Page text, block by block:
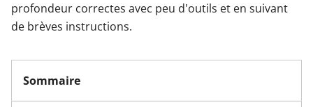
Clôtures et portails
profondeur correctes avec peu d'outils et en suivant
de brèves instructions.
Sommaire